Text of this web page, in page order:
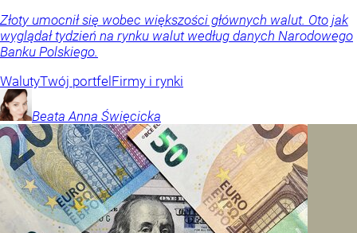
Złoty umocnił się wobec większości głównych walut. Oto jak
wyglądał tydzień na rynku walut według danych Narodowego
Banku Polskiego.
WalutyTwój portfel Firmy i rynki
Beata Anna Święcicka